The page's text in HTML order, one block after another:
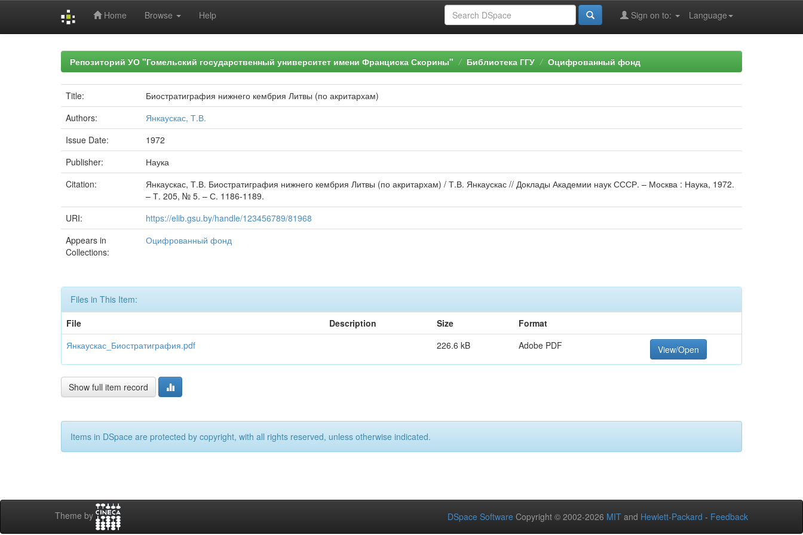
Home Browse Help Language
Sign on to:
Репозиторий УО "Гомельский государственный университет имени Франциска Скорины" Библиотека ГГУ Оцифрованный фонд
Title:
Биостратиграфия нижнего кембрия Литвы (по акритархам)
Authors:
Янкаускас, Т.В.
Issue Date:
1972
Publisher:
Наука
Citation:
Янкаускас, Т.В. Биостратиграфия нижнего кембрия Литвы (по акритархам) / Т.В. Янкаускас // Доклады Академии наук СССР. – Москва : Наука, 1972.
– Т. 205, № 5. – С. 1186-1189.
URI:
https://elib.gsu.by/handle/123456789/81968
Appears in
Collections:
Оцифрованный фонд
Files in This Item:
File
Description Size
Format
Янкаускас_Биостратиграфия.pdf
226.6 kB Adobe PDF View/Open
Show full item record
Items in DSpace are protected by copyright, with all rights reserved, unless otherwise indicated.
Theme by DSpace Software Copyright © 2002-2026 MIT and Hewlett-Packard - Feedback